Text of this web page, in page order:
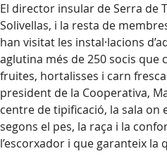
El director insular de Serra de
Solivellas, i la resta de
han visitat les instal·lacions
aglutina més de 250 socis
fruites, hortalisses i carn
president de la Cooperativa,
centre de tipificació, la sala on
segons el pes, la raça i la
l’escorxador i que garanteix la